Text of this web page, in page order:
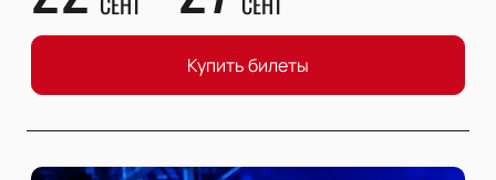
Купить билеты